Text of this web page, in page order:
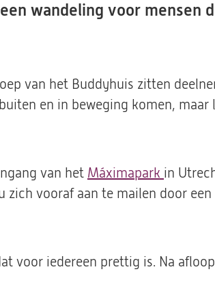
wandeling voor mensen
van het Buddyhuis zitten
en in beweging komen, maar
van het Máximapark (opent
in
tab)
in
zich vooraf aan te mailen door
voor iedereen prettig is. Na